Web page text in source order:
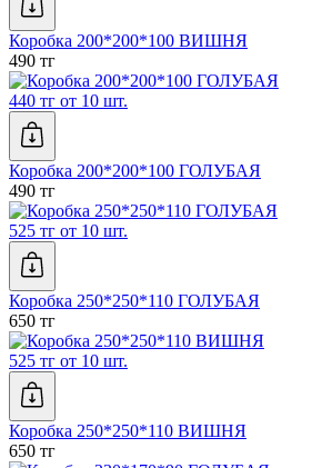
Коробка 200*200*100 ВИШНЯ
490 тг
440 тг от 10 шт.
Коробка 200*200*100 ГОЛУБАЯ
490 тг
525 тг от 10 шт.
Коробка 250*250*110 ГОЛУБАЯ
650 тг
525 тг от 10 шт.
Коробка 250*250*110 ВИШНЯ
650 тг